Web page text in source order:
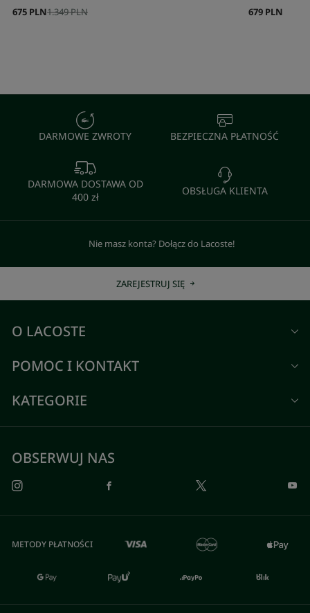
1.349 PLN
675 PLN
679 PLN
DARMOWE ZWROTY BEZPIECZNA PŁATNOŚĆ
DARMOWA DOSTAWA OD
400 zł
OBSŁUGA KLIENTA
Nie masz konta? Dołącz do Lacoste!
ZAREJESTRUJ SIĘ
O LACOSTE
POMOC I KONTAKT
KATEGORIE
OBSERWUJ NAS
METODY PŁATNOŚCI